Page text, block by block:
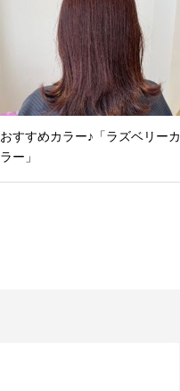
おすすめカラー♪「ラズベリーカ
ラー」